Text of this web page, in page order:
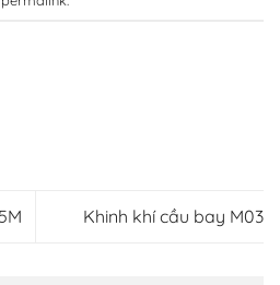
Khinh khí cầu bay M03